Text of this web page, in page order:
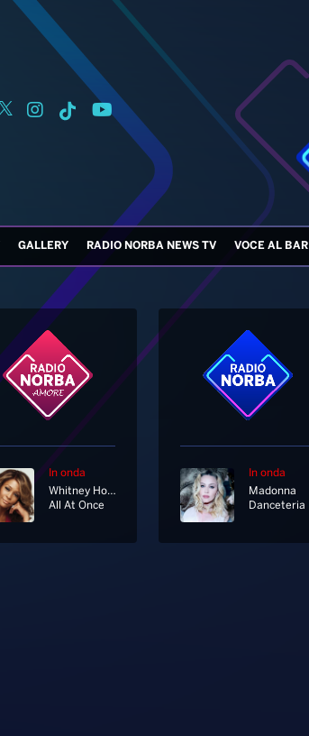
GALLERY RADIO NORBA NEWS TV VOCE AL BARI
In onda
Whitney Houston
All At Once
In onda
Madonna
Danceteria